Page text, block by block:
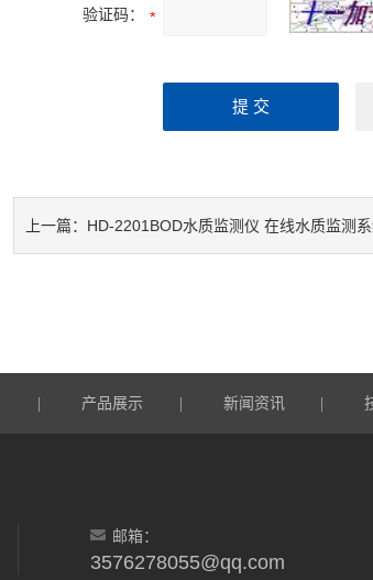
验证码：
上一篇： HD-2201BOD水质监测仪 在线水质监测
产品展示 新闻资讯
邮箱：
3576278055@qq.com